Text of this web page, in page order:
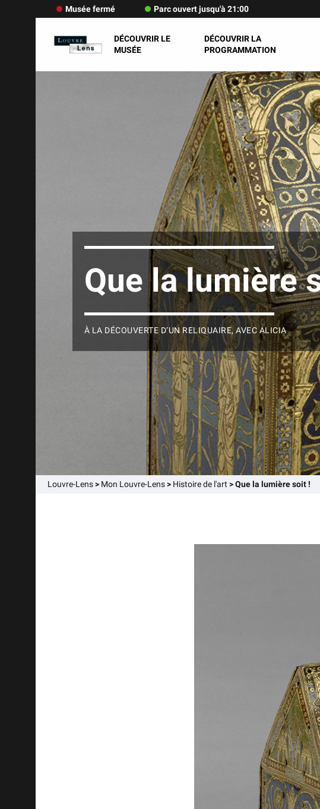
Musée fermé Parc ouvert jusqu'à 21:00
DÉCOUVRIR LE
MUSÉE
DÉCOUVRIR LA
PROGRAMMATION
Que la lumière
À LA DÉCOUVERTE D’UN RELIQUAIRE, AVEC ALICIA
Louvre-Lens> Mon Louvre-Lens> Histoire de l'art >Que la lumière soit !